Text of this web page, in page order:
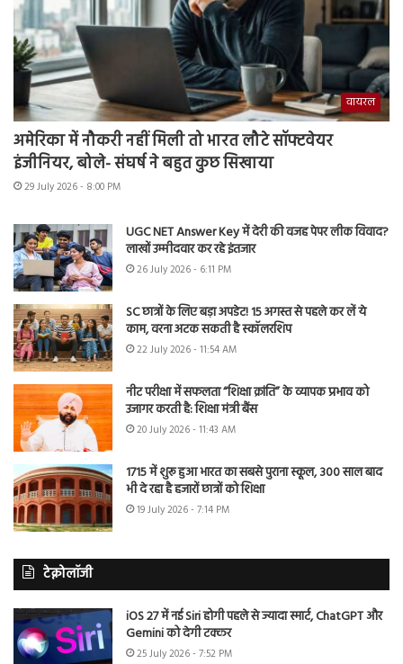
वायरल
अमेरिका में नौकरी नहीं मिली तो भारत लौटे सॉफ्टवेयर
इंजीनियर, बोले- संघर्ष ने बहुत कुछ सिखाया
29 July 2026 - 8:00 PM
UGC NET Answer Key में देरी की वजह पेपर लीक विवाद?
लाखों उम्मीदवार कर रहे इंतजार
26 July 2026 - 6:11 PM
SC छात्रों के लिए बड़ा अपडेट! 15 अगस्त से पहले कर लें ये
काम, वरना अटक सकती है स्कॉलरशिप
22 July 2026 - 11:54 AM
नीट परीक्षा में सफलता “शिक्षा क्रांति” के व्यापक प्रभाव को
उजागर करती है: शिक्षा मंत्री बैंस
20 July 2026 - 11:43 AM
1715 में शुरू हुआ भारत का सबसे पुराना स्कूल, 300 साल बाद
भी दे रहा है हजारों छात्रों को शिक्षा
19 July 2026 - 7:14 PM
टेक्नोलॉजी
iOS 27 में नई Siri होगी पहले से ज्यादा स्मार्ट, ChatGPT और
Gemini को देगी टक्कर
25 July 2026 - 7:52 PM